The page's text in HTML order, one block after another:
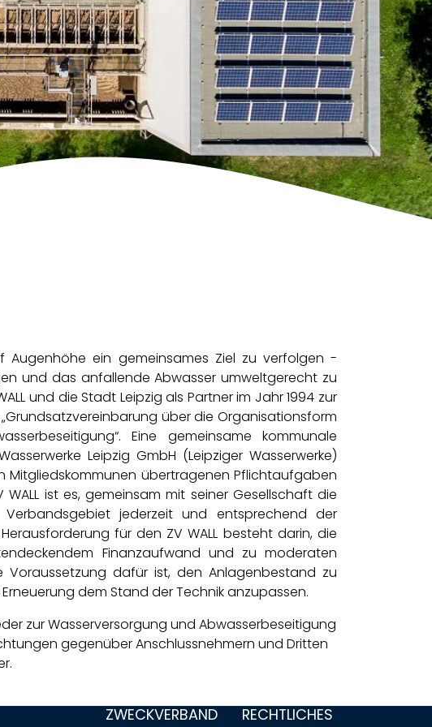
ein gemeinsames Ziel zu verfolgen -
und das anfallende Abwasser umweltgerecht zu
und die Stadt Leipzig als Partner im Jahr 1994 zur
über die Organisationsform
Eine gemeinsame kommunale
Leipzig GmbH (Leipziger Wasserwerke)
übertragenen Pflichtaufgaben
ist es, gemeinsam mit seiner Gesellschaft die
jederzeit und entsprechend der
für den ZV WALL besteht darin, die
Finanzaufwand und zu moderaten
Voraussetzung dafür ist, den Anlagenbestand zu
dem Stand der Technik anzupassen.
zur Wasserversorgung und Abwasserbeseitigung
gegenüber Anschlussnehmern und Dritten
ZWECKVERBAND RECHTLICHES